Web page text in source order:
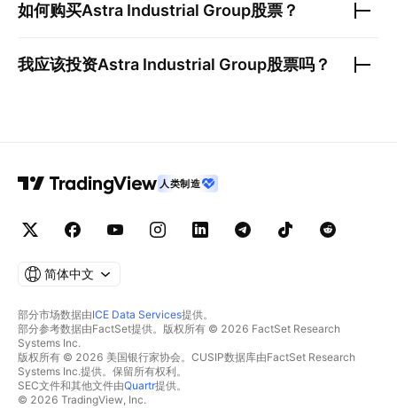
如何购买Astra Industrial Group股票？
我应该投资Astra Industrial Group股票吗？
人类制造
简体中文
部分市场数据由ICE Data Services提供。
部分参考数据由FactSet提供。版权所有 © 2026 FactSet Research
Systems Inc.
版权所有 © 2026 美国银行家协会。CUSIP数据库由FactSet Research
Systems Inc.提供。保留所有权利。
SEC文件和其他文件由Quartr提供。
© 2026 TradingView, Inc.